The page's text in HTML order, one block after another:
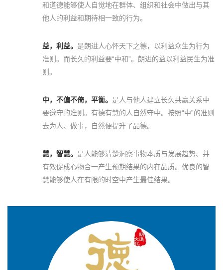
和道德能够使人自觉地在群体、组织和社会中做出与其
他人的利益和期待相一致的行为。
益，利益。 是朗进人心怀天下之德，以利益众生为行为
准则。而长久的利益要“中和”。朗进的益以利益民生为准
则。
中，不偏不倚，平衡。 是人与他人建立长久共赢关系中
要遵守的准则。有德有慧的人自然守中。按照“中”的准则
去为人、做事，自然便提升了品德。
慧，智慧。 是人能够清楚洞察事物本质与发展趋势、并
有效促成心物合一产生预期结果的内在品质。优良的智
慧能够使人在有限的时空中产生最佳结果。